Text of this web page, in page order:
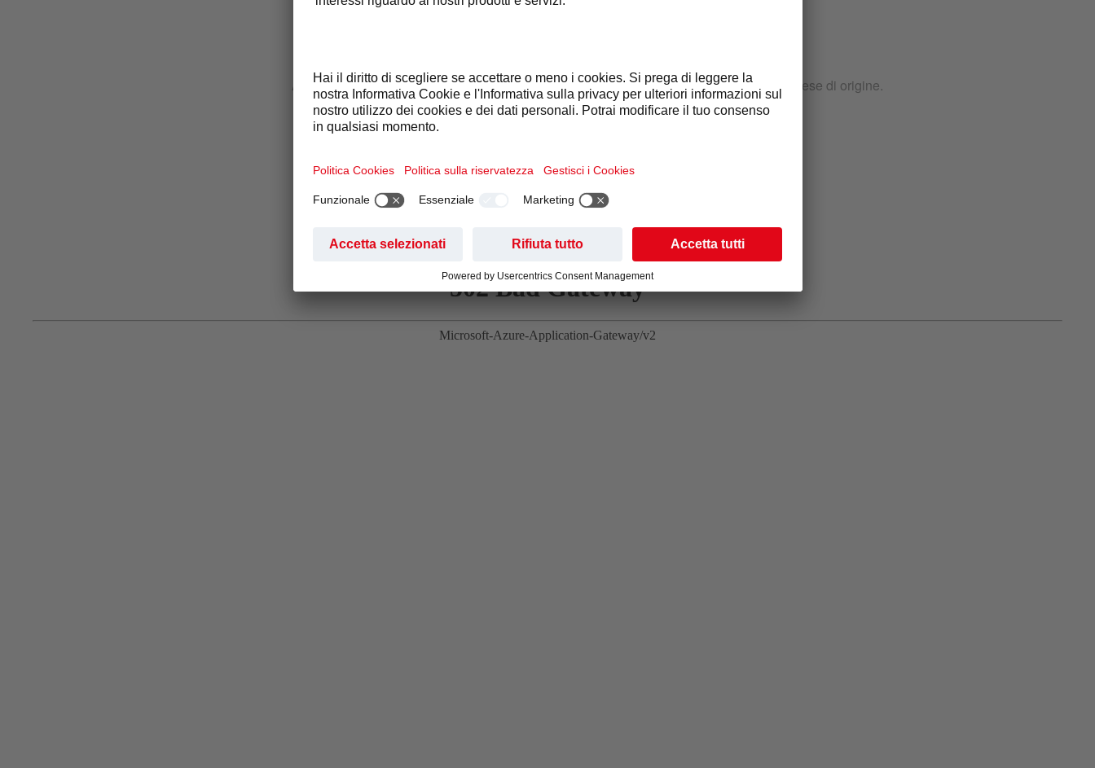
A seconda della disponibilità e della qualità dei chicchi di caffè, possiamo cambiare il paese di origine.
QUI POTETE CONSULTARE LA MAPPA